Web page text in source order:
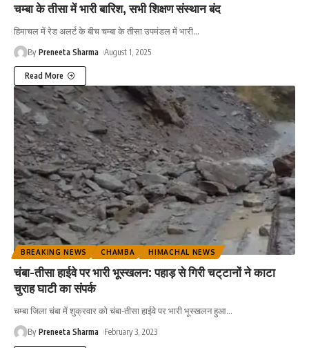
चम्बा के तीसा में भारी बारिश, सभी शिक्षण संस्थान बंद
हिमाचल में रेड अलर्ट के बीच चम्बा के तीसा उपमंडल में भारी…
By Preneeta Sharma August 1, 2025
Read More
BREAKING NEWS CHAMBA HIMACHAL NEWS
चंबा-तीसा हाईवे पर भारी भूस्खलन: पहाड़ से गिरी चट्‌टानों ने काटा
चुराह घाटी का संपर्क
चम्बा जिला चंबा में शुक्रवार को चंबा-तीसा हाईवे पर भारी भूस्खलन हुआ…
By Preneeta Sharma February 3, 2023